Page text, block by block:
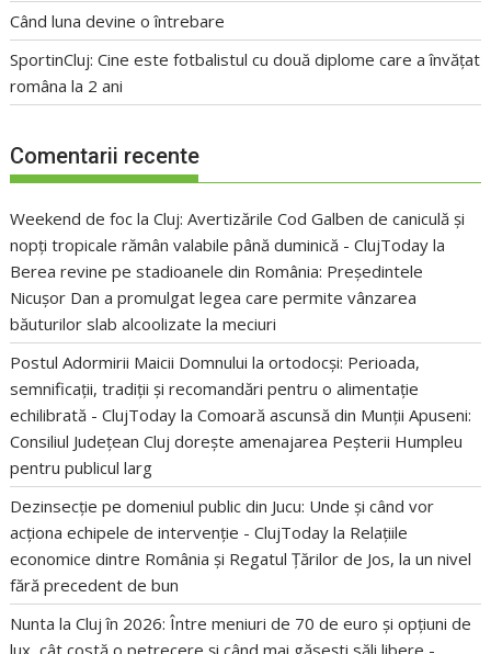
Când luna devine o întrebare
SportinCluj: Cine este fotbalistul cu două diplome care a învățat
româna la 2 ani
Comentarii recente
Weekend de foc la Cluj: Avertizările Cod Galben de caniculă și
nopți tropicale rămân valabile până duminică - ClujToday la
Berea revine pe stadioanele din România: Președintele
Nicușor Dan a promulgat legea care permite vânzarea
băuturilor slab alcoolizate la meciuri
Postul Adormirii Maicii Domnului la ortodocși: Perioada,
semnificații, tradiții și recomandări pentru o alimentație
echilibrată - ClujToday laComoară ascunsă din Munții Apuseni:
Consiliul Județean Cluj dorește amenajarea Peșterii Humpleu
pentru publicul larg
Dezinsecție pe domeniul public din Jucu: Unde și când vor
acționa echipele de intervenție - ClujToday la Relațiile
economice dintre România și Regatul Țărilor de Jos, la un nivel
fără precedent de bun
Nunta la Cluj în 2026: Între meniuri de 70 de euro și opțiuni de